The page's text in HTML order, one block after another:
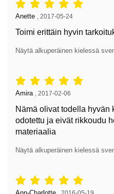
Arvostelu: 5 tähdet / 5,
Arvostelun kirjoittaja:
Anette 2017-05-24
Toimi erittäin hyvin
Näytä alkuperäinen kielessä
Arvostelu: 5 tähdet / 5,
Arvostelun kirjoittaja:
Amira 2017-02-06
Nämä olivat todella hyvän
odotettu ja eivät rikkoudu
materiaalia
Näytä alkuperäinen kielessä
Arvostelu: 5 tähdet / 5,
Arvostelun kirjoittaja: